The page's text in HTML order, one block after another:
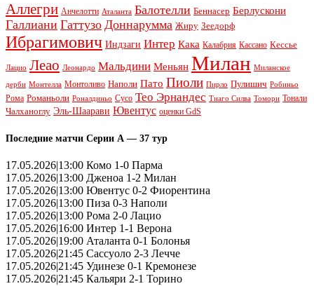
Аллегри Анчелотти Аталанта Балотелли Беннасер Берлускони
Галлиани Гаттузо Доннарумма Жиру Зеедорф
Ибрагимович Индзаги Интер Кака Калабрия Кассано Кессье
Лацио Леао Леонардо Мальдини Меньян Милан Миланское
дерби Монтелла Монтоливо Наполи Пато Пиоли Пирло Пулишич Робиньо
Рома Романьоли Роналдиньо Сусо Тео Эрнандес Тиаго Силва Томори Тонали
Чалханоглу Эль-Шаарави Ювентус оценки GdS
Последние матчи Серии А — 37 тур
17.05.2026|13:00 Комо 1-0 Парма
17.05.2026|13:00 Дженоа 1-2 Милан
17.05.2026|13:00 Ювентус 0-2 Фиорентина
17.05.2026|13:00 Пиза 0-3 Наполи
17.05.2026|13:00 Рома 2-0 Лацио
17.05.2026|16:00 Интер 1-1 Верона
17.05.2026|19:00 Аталанта 0-1 Болонья
17.05.2026|21:45 Сассуоло 2-3 Лечче
17.05.2026|21:45 Удинезе 0-1 Кремонезе
17.05.2026|21:45 Кальяри 2-1 Торино